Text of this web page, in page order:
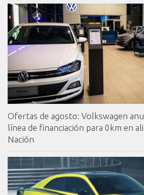
Ofertas de agosto: Volkswagen
línea de financiación para 0km en
Nación